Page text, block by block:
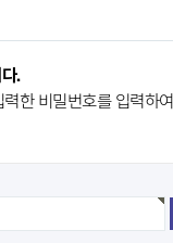
.
한 비밀번호를 입력하여